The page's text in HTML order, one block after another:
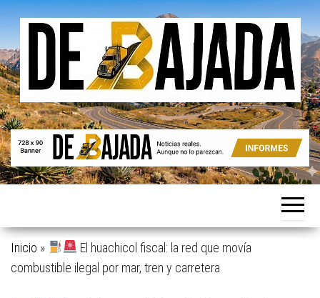
Saltar
contenido
De
Bajada
Noticias
Aunque
parezcan.
Inicio »
El huachicol fiscal: la red que movía
combustible ilegal por mar, tren y carretera